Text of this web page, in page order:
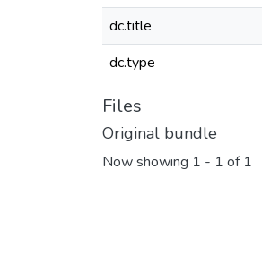
dc.title
dc.type
Files
Original bundle
Now showing 1 - 1 of 1